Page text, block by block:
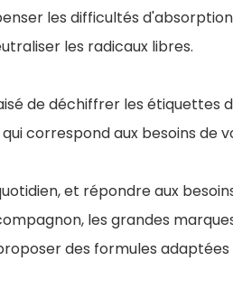
les difficultés
les radicaux libres.
de déchiffrer les étiquettes
correspond aux besoins de
et répondre aux
les grandes
des formules adaptées